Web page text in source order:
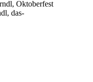
Oktoberfest
das-